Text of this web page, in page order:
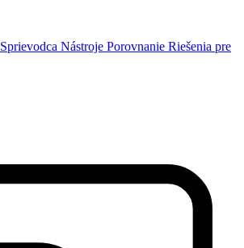
Sprievodca Nástroje Porovnanie Riešenia pre